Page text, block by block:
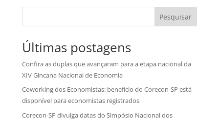
Pesquisar
Últimas postagens
Confira as duplas que avançaram para a etapa nacional da
XIV Gincana Nacional de Economia
Coworking dos Economistas: benefício do Corecon-SP está
disponível para economistas registrados
Corecon-SP divulga datas do Simpósio Nacional dos